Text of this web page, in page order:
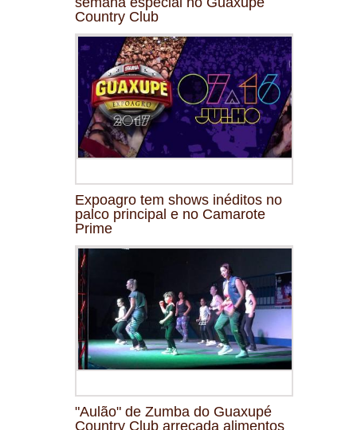
Country Club
Expoagro tem shows inéditos no
palco principal e no Camarote
Prime
"Aulão" de Zumba do Guaxupé
Country Club arrecada alimentos